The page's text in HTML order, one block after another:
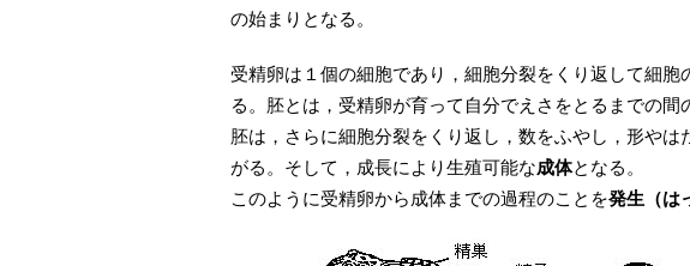
の始まりとなる。
受精卵は１個の細胞であり，細胞分裂をくり返して細胞
る。胚とは，受精卵が育って自分でえさをとるまでの間
胚は，さらに細胞分裂をくり返し，数をふやし，形や
がる。そして，成長により生殖可能な成体となる。
このように受精卵から成体までの過程のことを発生（は